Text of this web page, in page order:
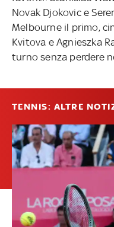
Novak Djokovic e
Melbourne il primo,
Kvitova e Agnieszka
turno senza perdere
TENNIS: ALTRE